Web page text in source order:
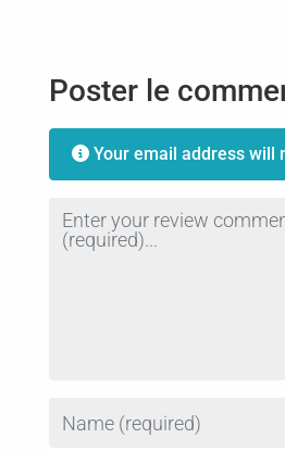
Poster le
Your email address will
Review text